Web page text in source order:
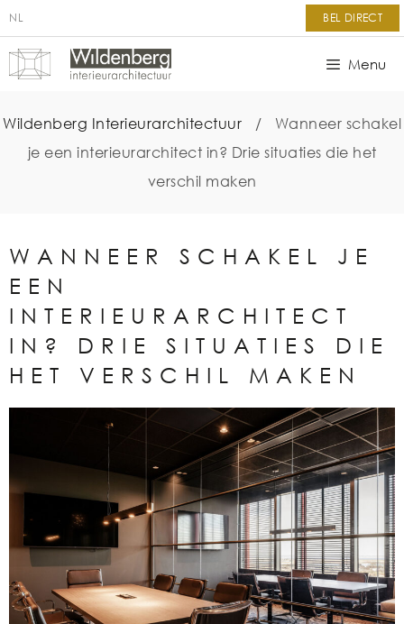
NL BEL DIRECT
Menu
Wildenberg Interieurarchitectuur /
Wanneer schakel
je een interieurarchitect in? Drie situaties die het
verschil maken
WANNEER SCHAKEL JE
EEN
INTERIEURARCHITECT
IN? DRIE SITUATIES DIE
HET VERSCHIL MAKEN